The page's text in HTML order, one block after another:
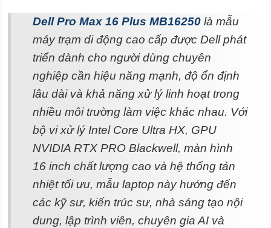
Dell Pro Max 16 Plus MB16250 là mẫu
máy trạm di động cao cấp được Dell phát
triển dành cho người dùng chuyên
nghiệp cần hiệu năng mạnh, độ ổn định
lâu dài và khả năng xử lý linh hoạt trong
nhiều môi trường làm việc khác nhau. Với
bộ vi xử lý Intel Core Ultra HX, GPU
NVIDIA RTX PRO Blackwell, màn hình
16 inch chất lượng cao và hệ thống tản
nhiệt tối ưu, mẫu laptop này hướng đến
các kỹ sư, kiến trúc sư, nhà sáng tạo nội
dung, lập trình viên, chuyên gia AI và